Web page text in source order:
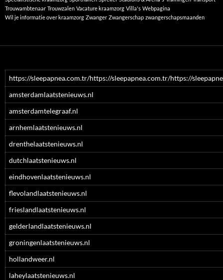
Trouwambtenaar Trouwzalen Vacature kraamzorg Villa's Webpagina
Wil je informatie over kraamzorg Zwanger Zwangerschap zwangerschapsmaanden
https://sleepapnea.com.tr/https://sleepapnea.com.tr/https://
amsterdamlaatstenieuws.nl
amsterdamtelegraaf.nl
arnhemlaatstenieuws.nl
drenthelaatstenieuws.nl
dutchlaatstenieuws.nl
eindhovenlaatstenieuws.nl
flevolandlaatstenieuws.nl
frieslandlaatstenieuws.nl
gelderlandlaatstenieuws.nl
groningenlaatstenieuws.nl
hollandweer.nl
laheylaatstenieuws.nl